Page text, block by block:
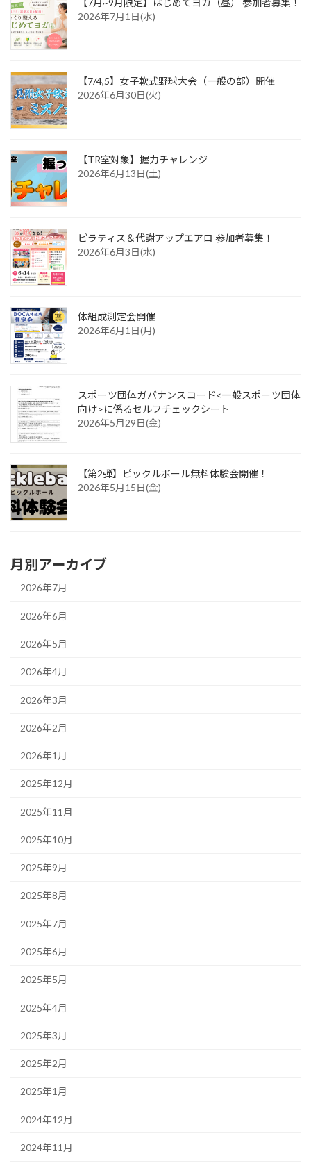
【7月~9月限定】はじめてヨガ（昼） 参加者募集！
2026年7月1日(水)
【7/4,5】女子軟式野球大会（一般の部）開催
2026年6月30日(火)
【TR室対象】握力チャレンジ
2026年6月13日(土)
ピラティス＆代謝アップエアロ 参加者募集！
2026年6月3日(水)
体組成測定会開催
2026年6月1日(月)
スポーツ団体ガバナンスコード<一般スポーツ団体
向け>に係るセルフチェックシート
2026年5月29日(金)
【第2弾】ピックルボール無料体験会開催！
2026年5月15日(金)
月別アーカイブ
2026年7月
2026年6月
2026年5月
2026年4月
2026年3月
2026年2月
2026年1月
2025年12月
2025年11月
2025年10月
2025年9月
2025年8月
2025年7月
2025年6月
2025年5月
2025年4月
2025年3月
2025年2月
2025年1月
2024年12月
2024年11月